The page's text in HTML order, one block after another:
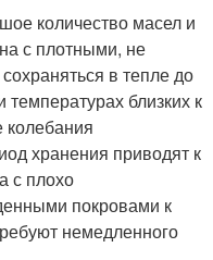
количество масел и
с плотными, не
в тепле до
температурах близких к
колебания
хранения приводят к
с плохо
покровами к
немедленного